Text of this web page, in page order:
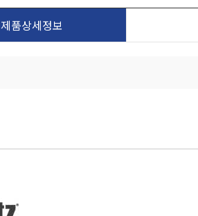
제품상세정보